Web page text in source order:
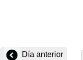
Día anterior